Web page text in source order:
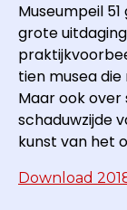
Museumpeil
grote
tien musea
Maar ook
schaduwzijde
kunst van het
Download